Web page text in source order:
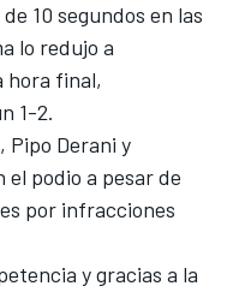
10 segundos en las
lo redujo a
hora final,
1-2.
Pipo Derani y
podio a pesar de
por infracciones
y gracias a la